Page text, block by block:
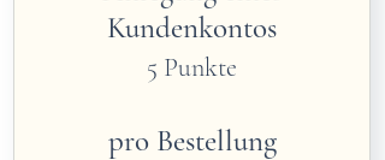
Kundenkontos
5 Punkte
pro Bestellung